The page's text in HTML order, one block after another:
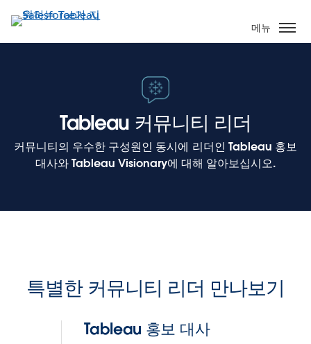
요
콘
메뉴
Tableau 커뮤니티 리더
커뮤니티의 우수한 구성원인 동시에 리더인 Tableau 홍보
대사와 Tableau Visionary에 대해 알아보십시오.
특별한 커뮤니티 리더 만나보기
Tableau 홍보 대사